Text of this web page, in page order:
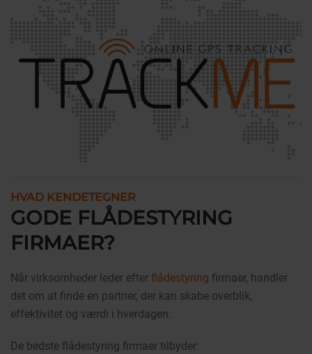
HVAD KENDETEGNER
GODE FLÅDESTYRING
FIRMAER?
Når virksomheder leder efter flådestyring firmaer, handler
det om at finde en partner, der kan skabe overblik,
effektivitet og værdi i hverdagen.
De bedste flådestyring firmaer tilbyder: